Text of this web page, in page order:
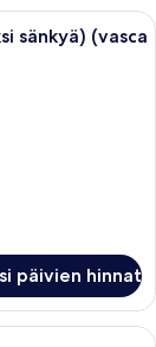
on sohva,
sänkyä) (vasca
päivien hinnat
on parvelle